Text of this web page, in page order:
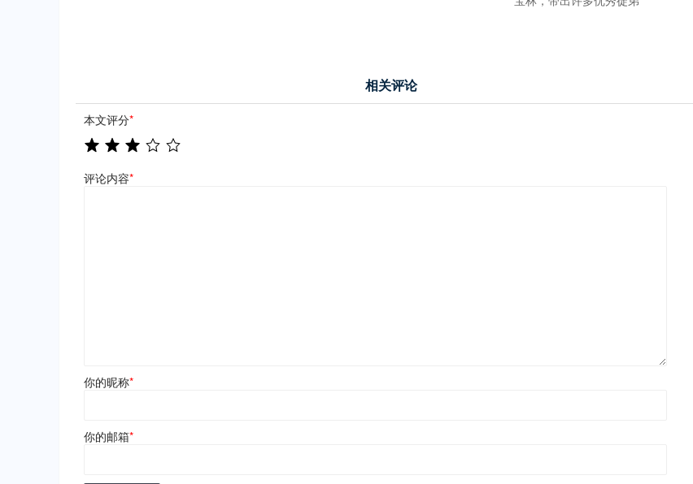
相关评论
本文评分*
评论内容*
你的昵称*
你的邮箱*